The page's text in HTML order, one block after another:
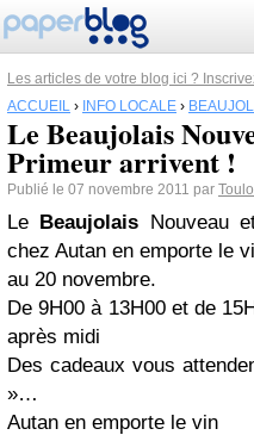
Les articles de votre blog ici ?
ACCUEIL › INFO LOCALE ›
Le Beaujolais
Primeur arrivent !
Publié le 07 novembre 2011 par
Le Beaujolais Nouveau
chez Autan en emporte le
au 20 novembre.
De 9H00 à 13H00 et de
après midi
Des cadeaux vous
»…
Autan en emporte le vin